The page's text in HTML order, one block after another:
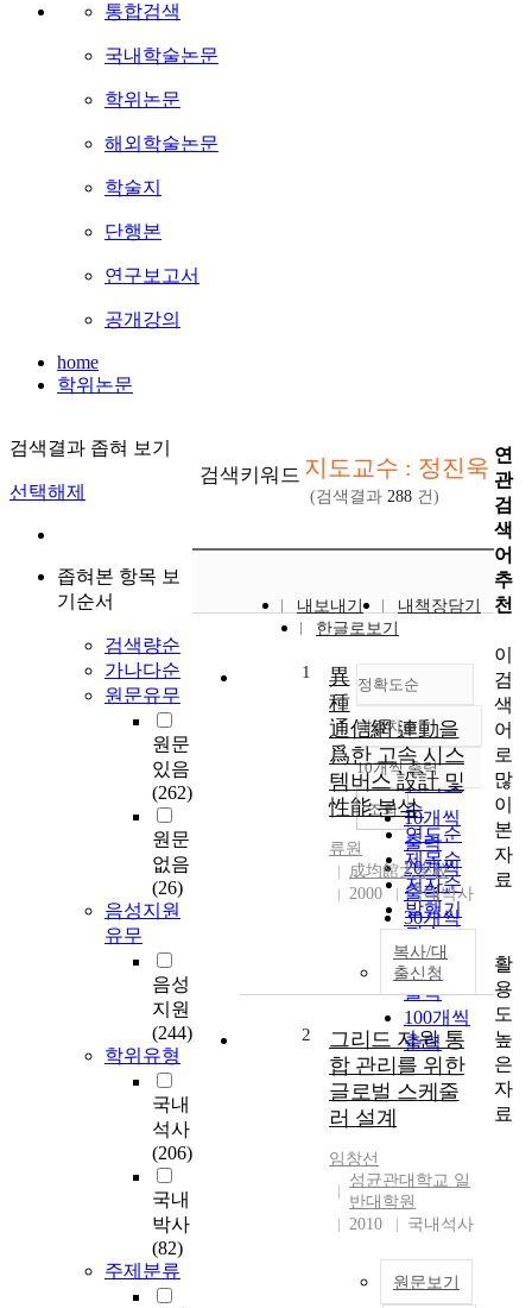
통합검색
국내학술논문
학위논문
해외학술논문
학술지
단행본
연구보고서
공개강의
home
학위논문
검색결과 좁혀 보기
선택해제
좁혀본 항목 보
기순서
검색량순
가나다순
원문유무
원문
있음
(262)
원문
없음
(26)
음성지원
유무
음성
지원
(244)
학위유형
국내
석사
(206)
국내
박사
(82)
주제분류
검색키워드 지도교수 : 정진욱
(검색결과 288 건)
내보내기
내책장담기
한글로보기
정확도순
정확도
순
인기도
순
연도순
제목순
저자순
발행기
관순
내림차순
내림차순
10개씩 출력
10개씩
출력
20개씩
출력
30개씩
출력
50개씩
출력
100개씩
출력
조회
1
異
種
通信網 連動을
爲한 고속 시스
템버스 設計 및
性能 분석
류원
成均館大學校
2000
국내박사
복사/대
출신청
2
그리드 자원 통
합 관리를 위한
글로벌 스케줄
러 설계
임창선
성균관대학교 일
반대학원
2010
국내석사
원문보기
연
관
검
색
어
추
천
이
검
색
어
로
많
이
본
자
료
활
용
도
높
은
자
료